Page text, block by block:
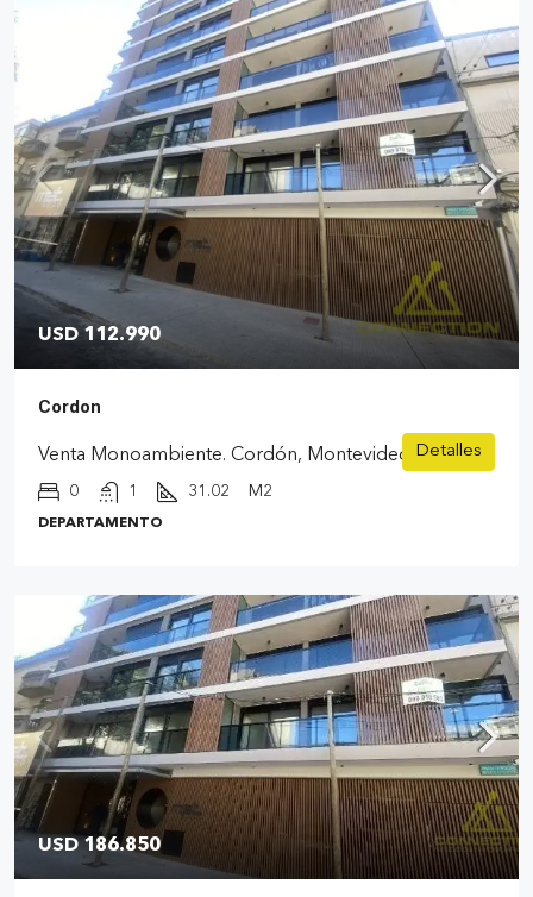
USD 112.990
Cordon
Venta Monoambiente. Cordón, Montevideo
0 1 31.02 M2
DEPARTAMENTO
Detalles
USD 186.850